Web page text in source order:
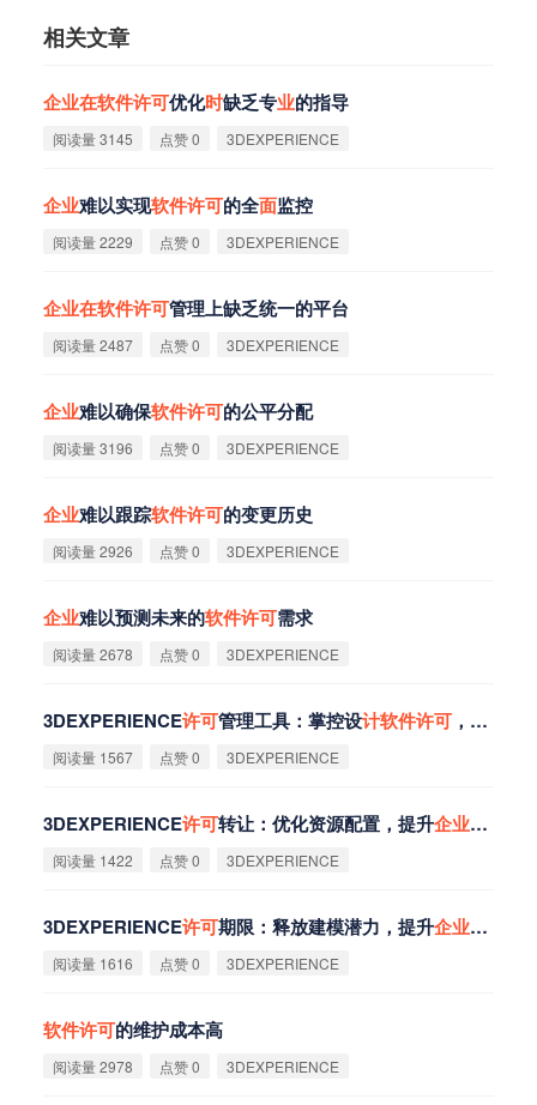
相关文章
企业在软件许可优化时缺乏专业的指导
阅读量 3145 点赞 0 3DEXPERIENCE
企业难以实现软件许可的全面监控
阅读量 2229 点赞 0 3DEXPERIENCE
企业在软件许可管理上缺乏统一的平台
阅读量 2487 点赞 0 3DEXPERIENCE
企业难以确保软件许可的公平分配
阅读量 3196 点赞 0 3DEXPERIENCE
企业难以跟踪软件许可的变更历史
阅读量 2926 点赞 0 3DEXPERIENCE
企业难以预测未来的软件许可需求
阅读量 2678 点赞 0 3DEXPERIENCE
3DEXPERIENCE许可管理工具：掌控设计软件许可 ，提升竞争力
阅读量 1567 点赞 0 3DEXPERIENCE
3DEXPERIENCE许可转让：优化资源配置，提升企业竞争力
阅读量 1422 点赞 0 3DEXPERIENCE
3DEXPERIENCE许可期限：释放建模潜力，提升企业竞争力
阅读量 1616 点赞 0 3DEXPERIENCE
软件许可的维护成本高
阅读量 2978 点赞 0 3DEXPERIENCE